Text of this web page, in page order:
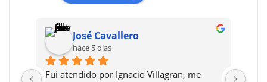
José Cavallero
hace 5 días
Fui atendido por Ignacio Villagran, me